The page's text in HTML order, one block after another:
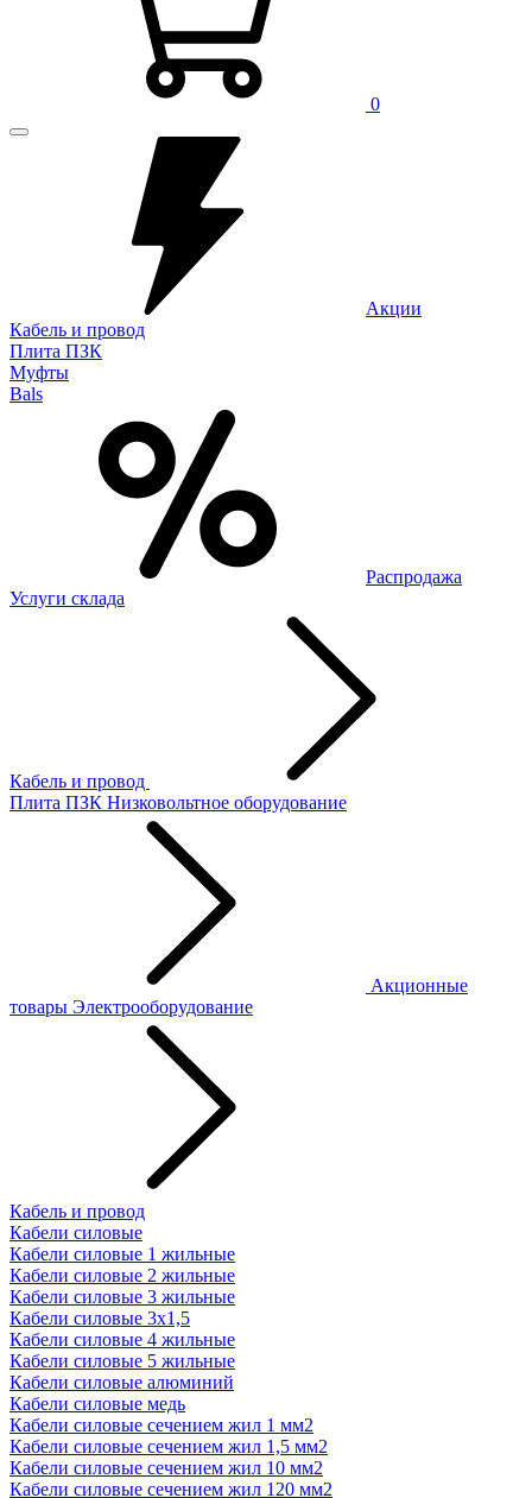
0
Акции
Кабель и провод
Плита ПЗК
Муфты
Bals
Распродажа
Услуги склада
Кабель и провод
Плита ПЗК Низковольтное оборудование
Акционные
товары Электрооборудование
Кабель и провод
Кабели силовые
Кабели силовые 1 жильные
Кабели силовые 2 жильные
Кабели силовые 3 жильные
Кабели силовые 3х1,5
Кабели силовые 4 жильные
Кабели силовые 5 жильные
Кабели силовые алюминий
Кабели силовые медь
Кабели силовые сечением жил 1 мм2
Кабели силовые сечением жил 1,5 мм2
Кабели силовые сечением жил 10 мм2
Кабели силовые сечением жил 120 мм2